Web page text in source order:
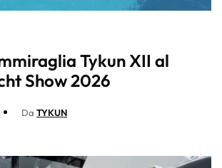
Tykun XII al
Show 2026
Da TYKUN